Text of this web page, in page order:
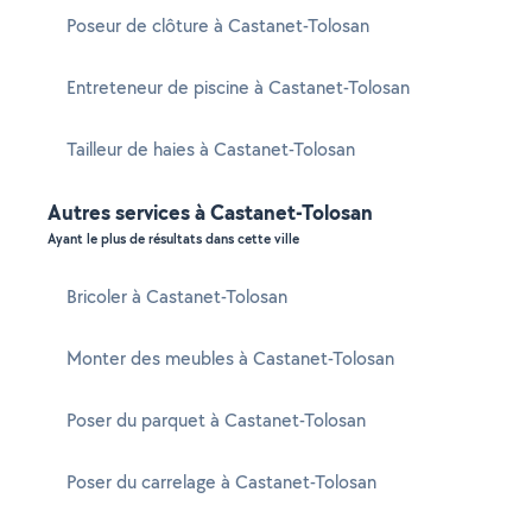
Poseur de clôture à Castanet-Tolosan
Entreteneur de piscine à Castanet-Tolosan
Tailleur de haies à Castanet-Tolosan
Autres services à Castanet-Tolosan
Ayant le plus de résultats dans cette ville
Bricoler à Castanet-Tolosan
Monter des meubles à Castanet-Tolosan
Poser du parquet à Castanet-Tolosan
Poser du carrelage à Castanet-Tolosan